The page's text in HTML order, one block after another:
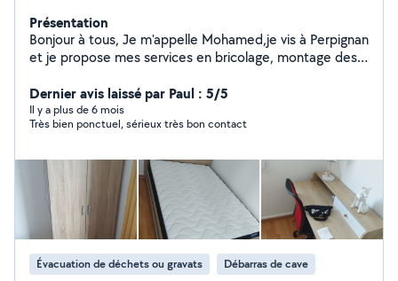
Présentation
Bonjour à tous, Je m'appelle Mohamed,je vis à Perpignan
et je propose mes services en bricolage, montage des
aide au chargement et au déchargement ou autres ..
Sérieux, ponctuel et à l'écoute, je suis disponible en
semaine et le week-end selon vos besoins . N'hésitez
bientôt sur Allo Voisin.
Dernier avis laissé par Paul : 5/5
Il y a plus de 6 mois
Très bien ponctuel, sérieux très bon contact
Évacuation de déchets ou gravats Débarras de cave